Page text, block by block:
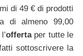
di 49 € di prodotti
di almeno 99,00
offertaper tutte le
sottoscrivere la